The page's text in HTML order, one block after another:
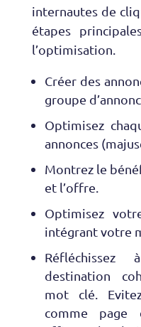
internautes de
étapes
l’optimisation.
Créer des
groupe
Optimisez
annonces
Montrez le
et l’offre.
Optimisez
intégrant votre
destination
mot clé.
comme page